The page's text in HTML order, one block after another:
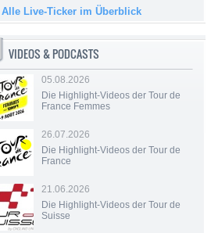
Alle Live-Ticker im Überblick
VIDEOS & PODCASTS
05.08.2026
Die Highlight-Videos der Tour de
France Femmes
26.07.2026
Die Highlight-Videos der Tour de
France
21.06.2026
Die Highlight-Videos der Tour de
Suisse